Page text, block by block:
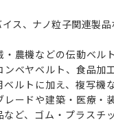
ス、ナノ粒子関連製品
農機などの伝動ベル
ベヤベルト、食品加
ルトに加え、複写機
ードや建築・医療・
など、ゴム・プラスチ